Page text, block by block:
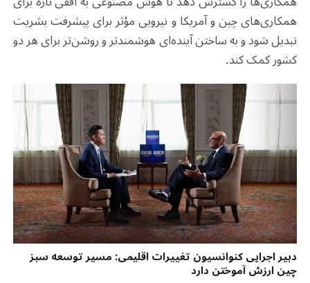
همکاری‌های چین و آمریکا و نیرویی مؤثر برای پیشرفت بشریت
تبدیل شود و به ساختن آینده‌ای هوشمندتر و روشن‌تر برای هر دو
کشور کمک کند.
دبیر اجرایی کنوانسیون تغییرات اقلیمی: مسیر توسعه سبز
چین ارزش آموختن دارد